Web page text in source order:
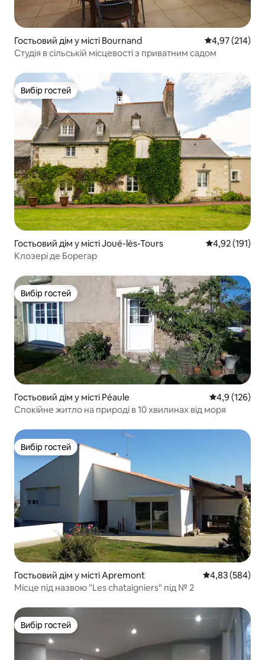
Гостьовий дім у місті Bournand Середня
4,97 (214)
Студія в сільській місцевості з приватним садом
Вибір гостей
Вибір гостей
Гостьовий дім у місті Joué-lès-Tours Середня
4,92 (191)
Клозері де Борегар
Вибір гостей
Вибір гостей
Гостьовий дім у місті Péaule Середня
4,9 (126)
Спокійне житло на природі в 10 хвилинах від моря
Вибір гостей
Вибір гостей
Гостьовий дім у місті Apremont Середня
4,83 (584)
Місце під назвою "Les chataigniers" під № 2
Вибір гостей
Вибір гостей